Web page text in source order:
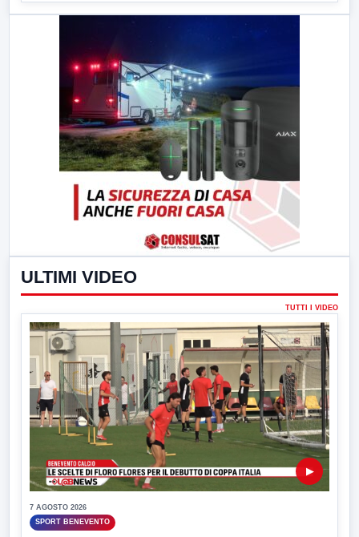
ULTIMI VIDEO
TUTTI I VIDEO
▶
7 AGOSTO 2026
SPORT BENEVENTO